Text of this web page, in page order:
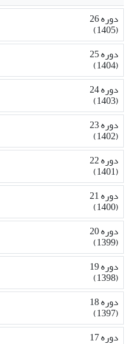
دوره 26
(1405)
دوره 25
(1404)
دوره 24
(1403)
دوره 23
(1402)
دوره 22
(1401)
دوره 21
(1400)
دوره 20
(1399)
دوره 19
(1398)
دوره 18
(1397)
دوره 17